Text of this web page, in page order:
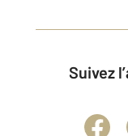
Suivez l’actualité immobilière et